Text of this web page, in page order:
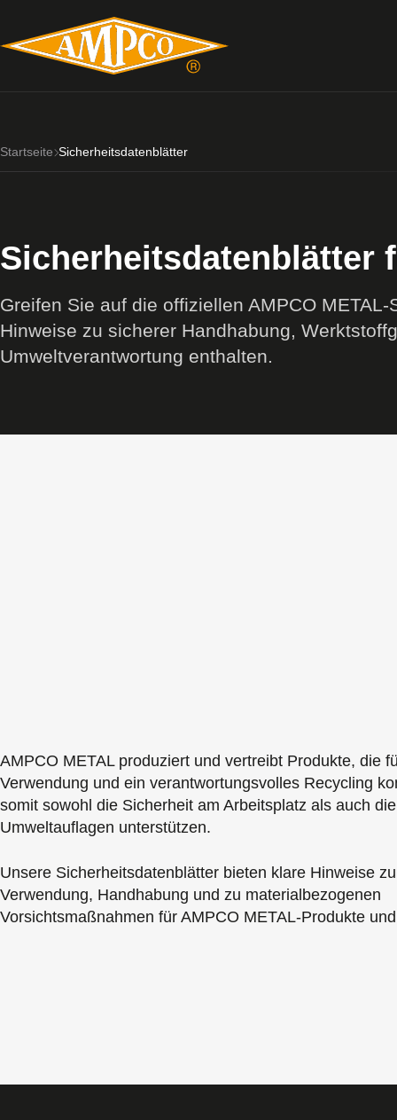
Startseite Sicherheitsdatenblätter
Sicherheitsdatenblätter
Greifen Sie auf die offiziellen AMPCO
Hinweise zu sicherer Handhabung,
Umweltverantwortung enthalten.
AMPCO METAL produziert und vertreibt Produkte, die
Verwendung und ein verantwortungsvolles Recycling
somit sowohl die Sicherheit am Arbeitsplatz als auch
Umweltauflagen unterstützen.
Unsere Sicherheitsdatenblätter bieten klare Hinweise
Verwendung, Handhabung und zu materialbezogenen
Vorsichtsmaßnahmen für AMPCO METAL-Produkte